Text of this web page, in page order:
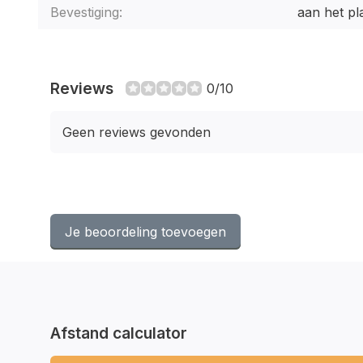
Bevestiging: aan het
Reviews 0/10
Geen reviews gevonden
Je beoordeling toevoegen
Afstand calculator